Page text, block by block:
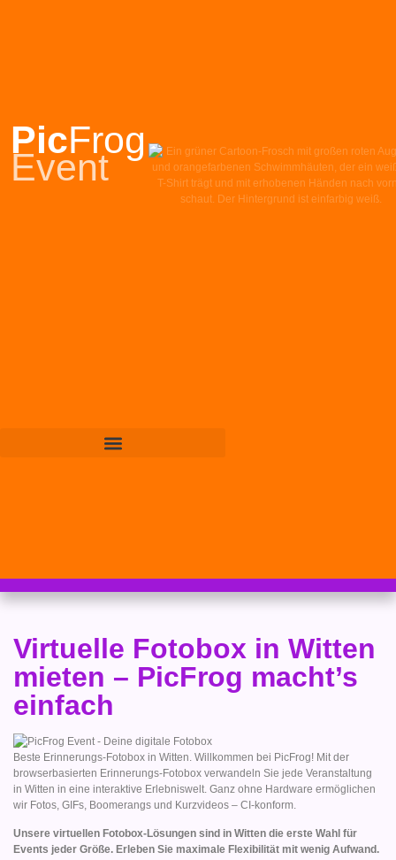
PicFrog
Event
Virtuelle Fotobox in Witten
mieten – PicFrog macht’s
einfach
Beste Erinnerungs-Fotobox in Witten. Willkommen bei PicFrog! Mit der
browserbasierten Erinnerungs-Fotobox verwandeln Sie jede Veranstaltung
in Witten in eine interaktive Erlebniswelt. Ganz ohne Hardware ermöglichen
wir Fotos, GIFs, Boomerangs und Kurzvideos – CI-konform.
Unsere virtuellen Fotobox-Lösungen sind in Witten die erste Wahl für
Events jeder Größe. Erleben Sie maximale Flexibilität mit wenig Aufwand.